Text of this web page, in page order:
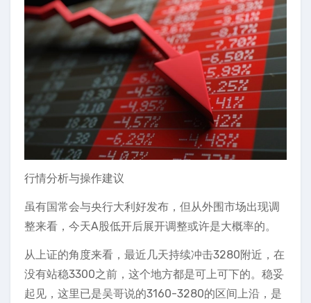
行情分析与操作建议
虽有国常会与央行大利好发布，但从外围市场出现调
整来看，今天A股低开后展开调整或许是大概率的。
从上证的角度来看，最近几天持续冲击3280附近，在
没有站稳3300之前，这个地方都是可上可下的。稳妥
起见，这里已是吴哥说的3160-3280的区间上沿，是